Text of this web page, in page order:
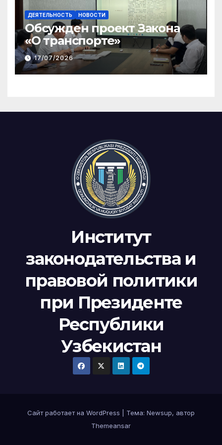
ДЕЯТЕЛЬНОСТЬ НОВОСТИ
Обсужден проект Закона
«О транспорте»
17/07/2026
Институт
законодательства и
правовой политики
при Президенте
Республики
Узбекистан
Сайт работает на WordPress Тема: Newsup, автор
Themeansar